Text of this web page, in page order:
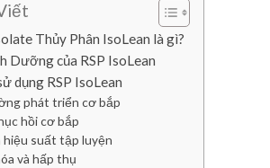
Thủy Phân IsoLean là gì?
Dưỡng của RSP IsoLean
dụng RSP IsoLean
phát triển cơ bắp
hồi cơ bắp
hiệu suất tập luyện
và hấp thụ